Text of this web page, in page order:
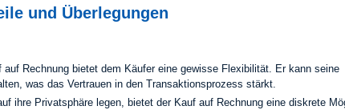
und Überlegungen
auf Rechnung bietet dem Käufer eine gewisse Flexibilität. Er kann seine
was das Vertrauen in den Transaktionsprozess stärkt.
ihre Privatsphäre legen, bietet der Kauf auf Rechnung eine diskrete